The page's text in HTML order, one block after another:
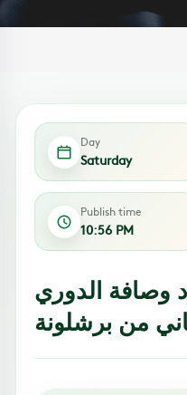
Day
Saturday
Publish time
10:56 PM
وصافة الدوري
من برشلونة